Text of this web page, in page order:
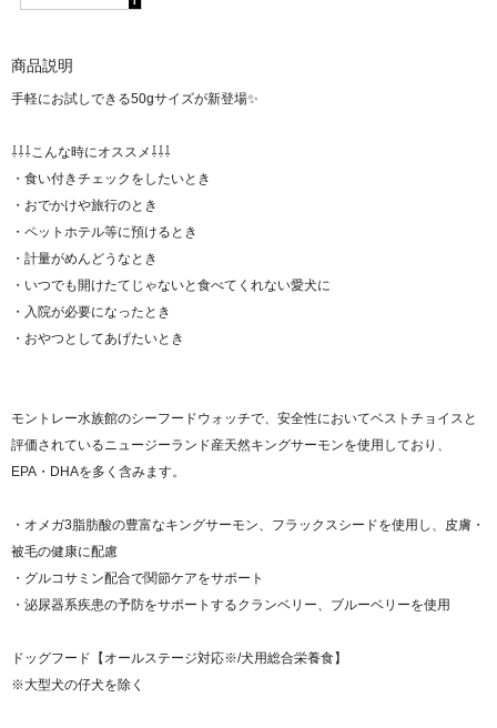
商品説明
手軽にお試しできる50gサイズが新登場✨
⇩⇩⇩こんな時にオススメ⇩⇩⇩
・食い付きチェックをしたいとき
・おでかけや旅行のとき
・ペットホテル等に預けるとき
・計量がめんどうなとき
・いつでも開けたてじゃないと食べてくれない愛犬に
・入院が必要になったとき
・おやつとしてあげたいとき
モントレー水族館のシーフードウォッチで、安全性においてベストチョイスと
評価されているニュージーランド産天然キングサーモンを使用しており、
EPA・DHAを多く含みます。
・オメガ3脂肪酸の豊富なキングサーモン、フラックスシードを使用し、皮膚・
被毛の健康に配慮
・グルコサミン配合で関節ケアをサポート
・泌尿器系疾患の予防をサポートするクランベリー、ブルーベリーを使用
ドッグフード【オールステージ対応※/犬用総合栄養食】
※大型犬の仔犬を除く